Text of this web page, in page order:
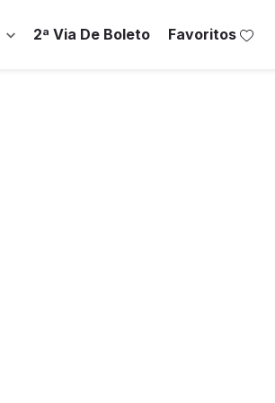
2ª Via De Boleto Favoritos